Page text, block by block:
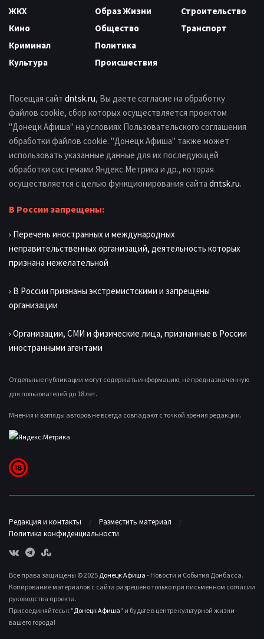
ЖКХ
Кино
Криминал
Культура
Образ Жизни
Общество
Политика
Происшествия
Строительство
Транспорт
Посещая сайт dntsk.ru, Вы даете согласие на обработку
файлов cookie, сбор которых осуществляется проектом
"Донецк Афиша" на условиях Пользовательского соглашения
обработки файлов cookie. "Донецк Афиша" также может
использовать указанные данные для их последующей
обработки системами Яндекс.Метрика и др., которая
осуществляется с целью функционирования сайта dntsk.ru.
В России запрещены:
› Перечень иностранных и международных
неправительственных организаций, деятельность которых
признана нежелательной
› В России признаны экстремистскими и запрещены
организации
› Организации, СМИ и физические лица, признанные в России
иностранными агентами
Отдельные публикации могут содержать информацию, не предназначенную
для пользователей до 18 лет.
Мнения и взгляды авторов не всегда совпадают с точкой зрения редакции.
Редакция и контакты
Разместить материал
Политика конфиденциальности
Все права защищены © 2025 Донецк Афиша - Новости и События Донбасса.
Копирование материалов с сайта разрешено только при письменном согласии
руководства проекта.
Присоединяйтесь к "Донецк Афиша" и будьте в центре культурной жизни
вашего города!